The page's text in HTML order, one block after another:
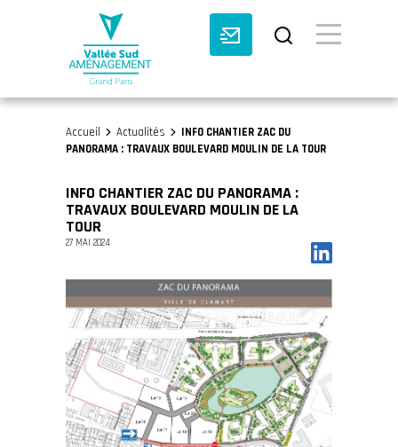
Accueil Actualités
INFO CHANTIER ZAC DU
PANORAMA : TRAVAUX BOULEVARD MOULIN DE LA TOUR
INFO CHANTIER ZAC DU PANORAMA :
TRAVAUX BOULEVARD MOULIN DE LA
TOUR
27 MAI 2024